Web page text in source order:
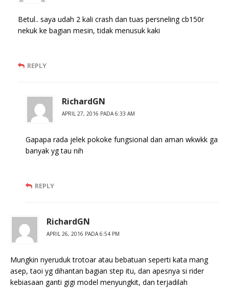
Betul.. saya udah 2 kali crash dan tuas persneling cb150r
nekuk ke bagian mesin, tidak menusuk kaki
REPLY
RichardGN
APRIL 27, 2016 PADA 6:33 AM
Gapapa rada jelek pokoke fungsional dan aman wkwkk ga
banyak yg tau nih
REPLY
RichardGN
APRIL 26, 2016 PADA 6:54 PM
Mungkin nyeruduk trotoar atau bebatuan seperti kata mang
asep, taoi yg dihantan bagian step itu, dan apesnya si rider
kebiasaan ganti gigi model menyungkit, dan terjadilah